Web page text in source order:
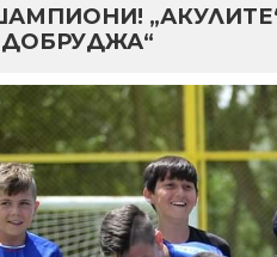
ДОБРУДЖА“